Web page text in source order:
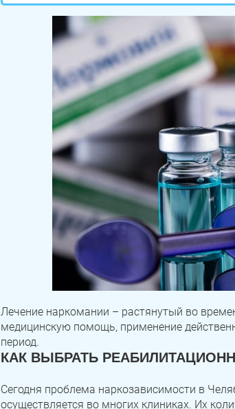
Лечение наркомании – растянутый во
медицинскую помощь, применение
период.
КАК ВЫБРАТЬ
Сегодня проблема наркозависимости в
осуществляется во многих клиниках. Их